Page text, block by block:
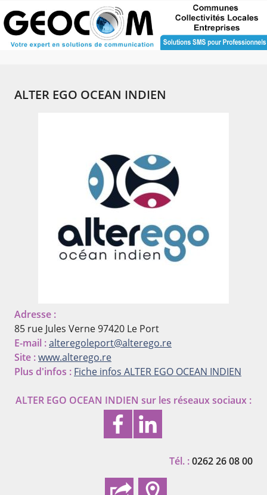
ALTER EGO OCEAN INDIEN
Adresse :
85 rue Jules Verne97420 Le Port
E-mail :alteregoleport@alterego.re
Site :www.alterego.re
Plus d'infos : Fiche infos ALTER EGO OCEAN INDIEN
ALTER EGO OCEAN INDIEN sur les réseaux sociaux :
Tél. :0262 26 08 00